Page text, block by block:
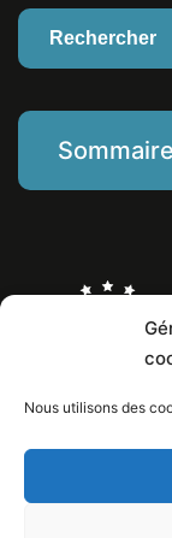
Nous utilisons des
Mentions Légales
Numéro de Siret:
Copyright ©